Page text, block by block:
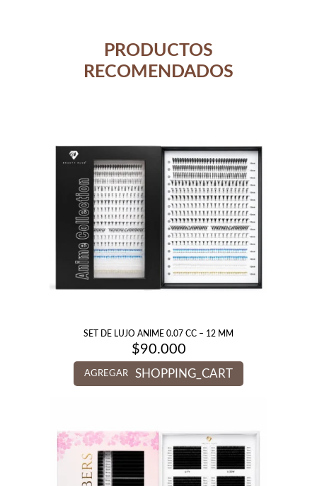
PRODUCTOS
RECOMENDADOS
SET DE LUJO ANIME 0.07 CC – 12 MM
$90.000
AGREGAR SHOPPING_CART